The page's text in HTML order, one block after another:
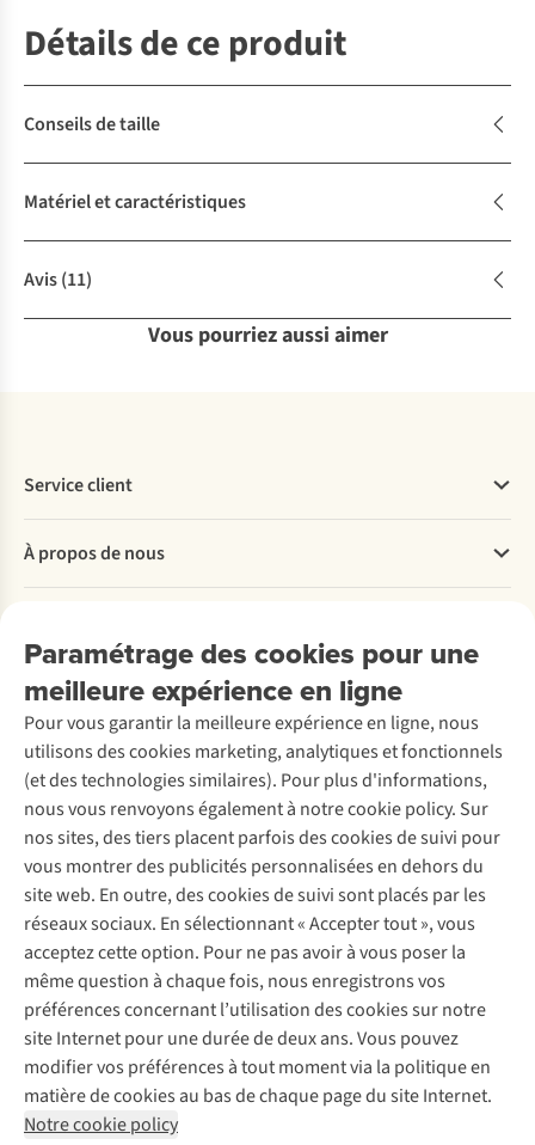
Détails de ce produit
Conseils de taille
Matériel et caractéristiques
Avis(11)
Vous pourriez aussi aimer
Paramétrage des cookies pour une
meilleure expérience en ligne
Pour vous garantir la meilleure expérience en ligne, nous
utilisons des cookies marketing, analytiques et fonctionnels
(et des technologies similaires). Pour plus d'informations,
nous vous renvoyons également à notre cookie policy. Sur
nos sites, des tiers placent parfois des cookies de suivi pour
vous montrer des publicités personnalisées en dehors du
site web. En outre, des cookies de suivi sont placés par les
réseaux sociaux. En sélectionnant « Accepter tout », vous
acceptez cette option. Pour ne pas avoir à vous poser la
même question à chaque fois, nous enregistrons vos
préférences concernant l’utilisation des cookies sur notre
site Internet pour une durée de deux ans. Vous pouvez
modifier vos préférences à tout moment via la politique en
matière de cookies au bas de chaque page du site Internet.
Notre cookie policy
Service client
Commander
Payer
Retourner
Rétractation d'une commande
Entretien & réparations
Garantie
Contactez-nous
À propos de nous
Entreprise responsable
À propos d’Ayacucho
Nos magasins
À propos d’A.S.Adventure
Déclaration d'accessibilité
Location / Location sports d’hiver
Seconde-main
Entretien de ski
Service de lavage
Entretien de chaussures
Réparation de chaussures
Réparation de vêtements
Retouches
Pour les entreprises
Découvrez
A.S.Magazine
Explore Camp
Expertise & conseils
Abonnez-vous à la newsletter
Suivez-nous
Mentions légales
Politique de confidentialité
Conditions générales
Cookie Policy